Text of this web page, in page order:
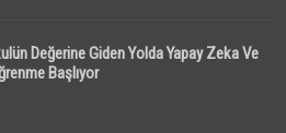
Değerine Giden Yolda Yapay Zeka Ve
Başlıyor